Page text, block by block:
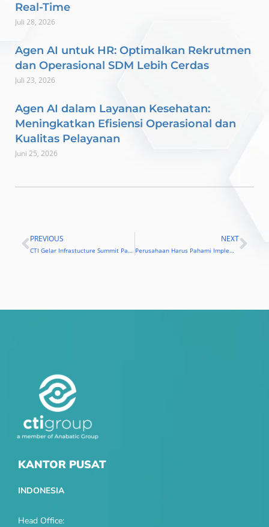
Real-Time
Juli 28, 2026
Agen AI untuk HR: Optimalkan Rekrutmen
dan Operasional SDM Lebih Cerdas
Juli 23, 2026
Agen AI dalam Layanan Kesehatan:
Meningkatkan Efisiensi Operasional dan
Kualitas Pelayanan
Juni 25, 2026
Prev
PREVIOUS
CTI Gelar Infrastucture Summit Pada Maret, Angkat Topik AI
NEXT
Perusahaan Harus Pahami Implementasi AI
KANTOR PUSAT
INDONESIA
Head Office: